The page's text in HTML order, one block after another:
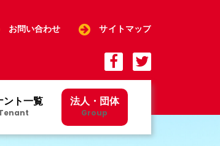
お問い合わせ サイトマップ
ント一覧 法人・団体
Group